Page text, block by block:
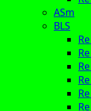
ASm
BLS